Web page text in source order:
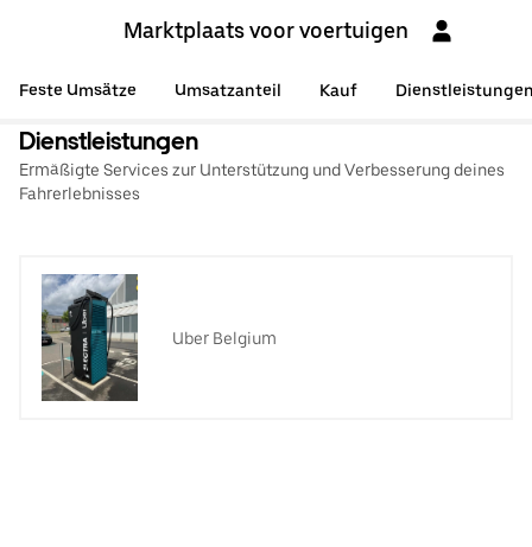
Marktplaats voor voertuigen
Feste Umsätze Umsatzanteil Kauf
Dienstleistungen
Ermäßigte Services zur Unterstützung und Verbesserung deines
Fahrerlebnisses
Uber Belgium